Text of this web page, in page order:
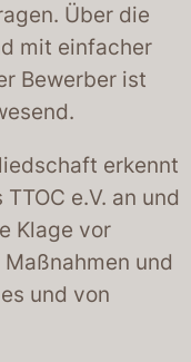
Über die
mit einfacher
Bewerber ist
erkennt
e.V. an und
Klage vor
und
und von